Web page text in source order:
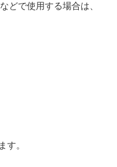
どで使用する場合は、
す。